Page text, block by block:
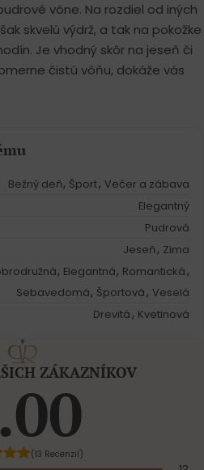
vône. Na rozdiel od iných
skvelú výdrž, a tak na pokožke
Je vhodný skôr na jeseň či
čistú vôňu, dokáže vás
Bežný deň, Šport, Večer a zábava
Elegantný
Pudrová
Jeseň , Zima
, Elegantná, Romantická ,
Sebavedomá, Športová , Veselá
Drevitá , Kvetinová
ZÁKAZNÍKOV
(13 Recenzií)